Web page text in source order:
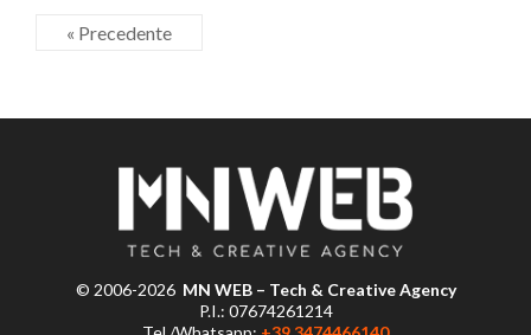
« Precedente
© 2006-2026 MN WEB – Tech & Creative Agency
P.I.: 07674261214